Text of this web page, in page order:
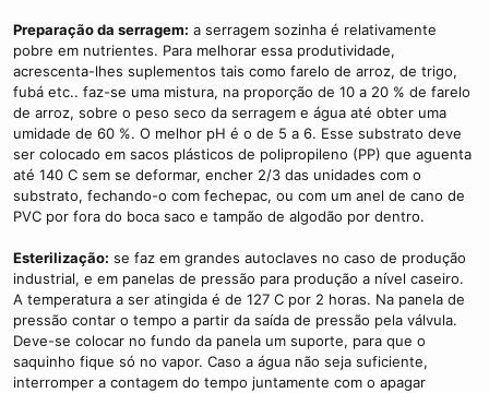
Preparação da serragem: a serragem sozinha é relativamente
pobre em nutrientes. Para melhorar essa produtividade,
acrescenta-lhes suplementos tais como farelo de arroz, de trigo,
fubá etc.. faz-se uma mistura, na proporção de 10 a 20 % de farelo
de arroz, sobre o peso seco da serragem e água até obter uma
umidade de 60 %. O melhor pH é o de 5 a 6. Esse substrato deve
ser colocado em sacos plásticos de polipropileno (PP) que aguenta
até 140 C sem se deformar, encher 2/3 das unidades com o
substrato, fechando-o com fechepac, ou com um anel de cano de
PVC por fora do boca saco e tampão de algodão por dentro.
Esterilização: se faz em grandes autoclaves no caso de produção
industrial, e em panelas de pressão para produção a nível caseiro.
A temperatura a ser atingida é de 127 C por 2 horas. Na panela de
pressão contar o tempo a partir da saída de pressão pela válvula.
Deve-se colocar no fundo da panela um suporte, para que o
saquinho fique só no vapor. Caso a água não seja suficiente,
interromper a contagem do tempo juntamente com o apagar